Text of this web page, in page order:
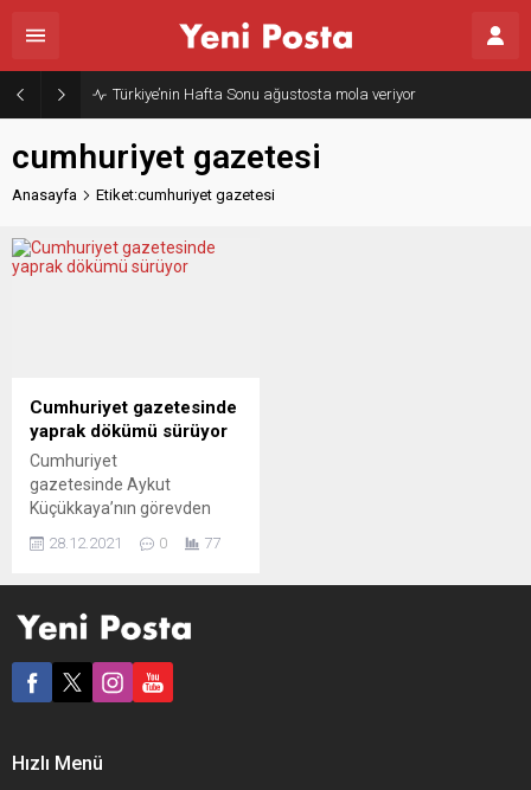
Türkiye’nin Hafta Sonu ağustosta mola veriyor
cumhuriyet gazetesi
Anasayfa Etiket:cumhuriyet gazetesi
Cumhuriyet gazetesinde
yaprak dökümü sürüyor
Cumhuriyet
gazetesinde Aykut
Küçükkaya’nın görevden
başlayan istifalar sürüyor.
sosyal medya hesabından
gazetesinde yönetime tepki
gösteren çalışanlardan
Ece Piroğlu, sosyal medya
28.12.2021 0 77
Hızlı Menü